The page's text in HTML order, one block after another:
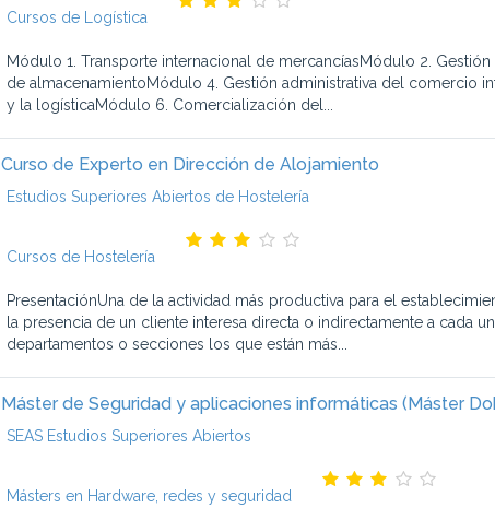
Cursos de Logística
Módulo 1. Transporte internacional de mercancíasMódulo 2.
de almacenamientoMódulo 4. Gestión administrativa del comercio
y la logísticaMódulo 6. Comercialización del...
Curso de Experto en Dirección de Alojamiento
Estudios Superiores Abiertos de Hostelería
Cursos de Hostelería
PresentaciónUna de la actividad más productiva para el
la presencia de un cliente interesa directa o indirectamente a cada
departamentos o secciones los que están más...
Máster de Seguridad y aplicaciones informáticas (Máster
SEAS Estudios Superiores Abiertos
Másters en Hardware, redes y seguridad